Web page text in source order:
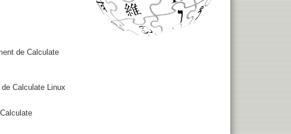
de Calculate
Calculate Linux